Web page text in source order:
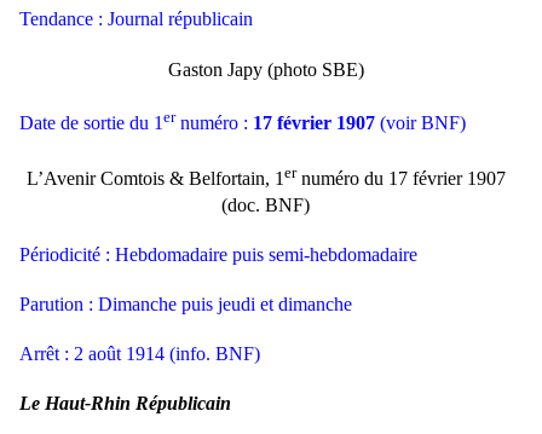
Tendance : Journal républicain
Gaston Japy (photo SBE)
Date de sortie du 1ernuméro : 17 février 1907 (voir BNF)
L’Avenir Comtois & Belfortain, 1 ernuméro du 17 février 1907
(doc. BNF)
Périodicité : Hebdomadaire puis semi-hebdomadaire
Parution : Dimanche puis jeudi et dimanche
Arrêt : 2 août 1914 (info. BNF)
Le Haut-Rhin Républicain